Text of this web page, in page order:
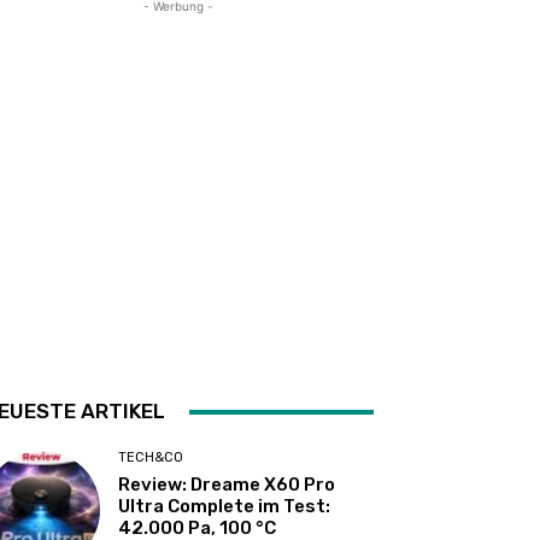
- Werbung -
ARTIKEL
TECH&CO
Review: Dreame X60 Pro
Ultra Complete im Test:
42.000 Pa, 100 °C